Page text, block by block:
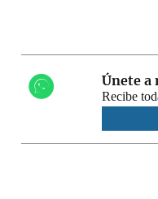
Únete a
Recibe